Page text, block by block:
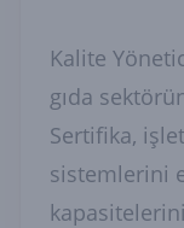
Kalite
gıda
Sertifika,
sistemlerini